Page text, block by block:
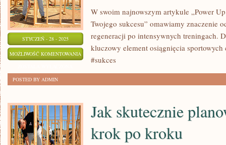
WAŻNE
STYCZEŃ - 28 - 2025
MOŻLIWOŚĆ KOMENTOWANIA
TRENINGU
TWOJEGO
SUKCESU
W swoim najnowszym artykule „Power
Twojego sukcesu” omawiamy znaczenie
regeneracji po intensywnych treningach.
kluczowy element osiągnięcia
#sukces
POSTED BY ADMIN
Jak skutecznie
krok po kroku